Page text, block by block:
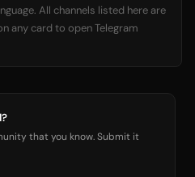
All channels listed here are
any card to open Telegram
that you know. Submit it